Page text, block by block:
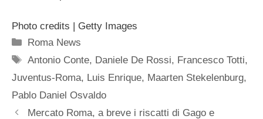
Photo credits | Getty Images
Categorie
Roma News
Tag
Antonio Conte, Daniele De Rossi, Francesco Totti,
Juventus-Roma, Luis Enrique, Maarten Stekelenburg,
Pablo Daniel Osvaldo
Mercato Roma, a breve i riscatti di Gago e